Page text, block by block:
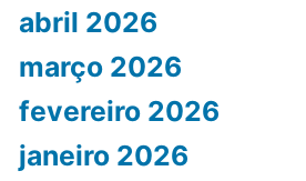
abril 2026
março 2026
fevereiro 2026
janeiro 2026